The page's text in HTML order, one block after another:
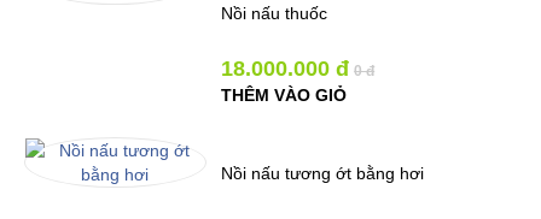
Nồi nấu thuốc
18.000.000 đ 0 đ
THÊM VÀO GIỎ
Nồi nấu tương ớt bằng hơi